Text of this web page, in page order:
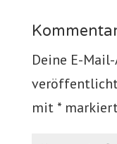
Deine E-
mit *